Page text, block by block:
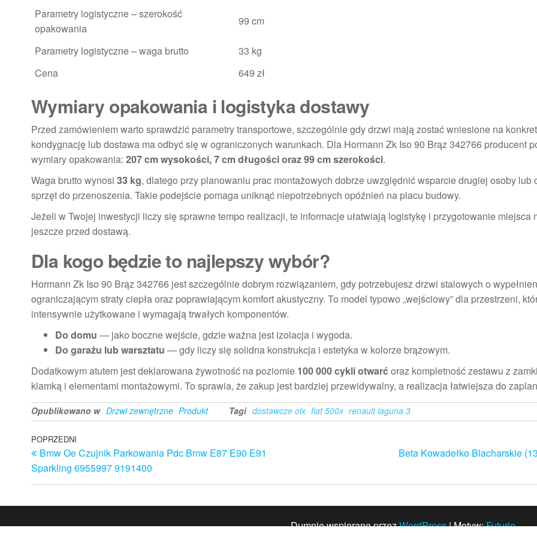
Parametry logistyczne – szerokość
opakowania
99 cm
Parametry logistyczne – waga brutto
33 kg
Cena
649 zł
Wymiary opakowania i logistyka dostawy
Przed zamówieniem warto sprawdzić parametry transportowe, szczególnie gdy drzwi mają zostać wniesione na
kondygnację lub dostawa ma odbyć się w ograniczonych warunkach. Dla Hormann Zk Iso 90 Brąz 342766 producent
wymiary opakowania: 207 cm wysokości, 7 cm długości oraz 99 cm szerokości.
Waga brutto wynosi 33 kg, dlatego przy planowaniu prac montażowych dobrze uwzględnić wsparcie drugiej osoby lub
sprzęt do przenoszenia. Takie podejście pomaga uniknąć niepotrzebnych opóźnień na placu budowy.
Jeżeli w Twojej inwestycji liczy się sprawne tempo realizacji, te informacje ułatwiają logistykę i przygotowanie miejsca
jeszcze przed dostawą.
Dla kogo będzie to najlepszy wybór?
Hormann Zk Iso 90 Brąz 342766 jest szczególnie dobrym rozwiązaniem, gdy potrzebujesz drzwi stalowych o
ograniczającym straty ciepła oraz poprawiającym komfort akustyczny. To model typowo „wejściowy” dla przestrzeni,
intensywnie użytkowane i wymagają trwałych komponentów.
Do domu — jako boczne wejście, gdzie ważna jest izolacja i wygoda.
Do garażu lub warsztatu — gdy liczy się solidna konstrukcja i estetyka w kolorze brązowym.
Dodatkowym atutem jest deklarowana żywotność na poziomie 100 000 cykli otwarć oraz kompletność zestawu z
klamką i elementami montażowymi. To sprawia, że zakup jest bardziej przewidywalny, a realizacja łatwiejsza do
Opublikowano w Drzwi zewnętrzne Produkt Tagi dostawcze olx fiat 500x renault laguna 3
Nawigacja
wpisu
Poprzedni
wpis
POPRZEDNI
Bmw Oe Czujnik Parkowania Pdc Bmw E87 E90 E91
Sparkling 6955997 9191400
Beta Kowadełko Blacharskie
Dumnie wspierane przezWordPress|Motyw:Futurio